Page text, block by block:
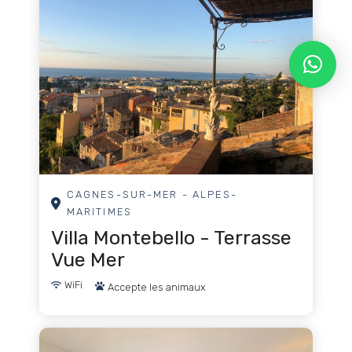
Canoë-Kayak
Parc d'attractions
Sports motorisés
Vélo de montagne
Boites de nuit
Soins et Remise en Forme
CAGNES-SUR-MER - ALPES-
MARITIMES
Villa Montebello - Terrasse
Vue Mer
WiFi Accepte les animaux